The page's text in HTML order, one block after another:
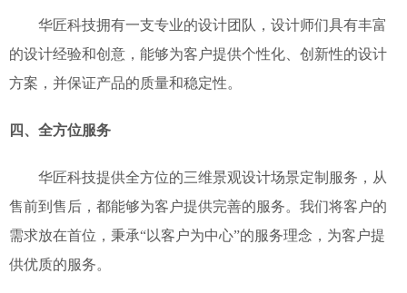
华匠科技拥有一支专业的设计团队，设计师们具有丰富
的设计经验和创意，能够为客户提供个性化、创新性的设计
方案 ， 并保证产品的质量和稳定性。
四、全方位服务
华匠科技提供全方位的三维景观设计场景定制 服务，从
售前到售后，都能够为客户提供完善的服务。我们将客户的
需求放在首位，秉承“以客户为中心”的服务理念，为客户提
供优质的服务。